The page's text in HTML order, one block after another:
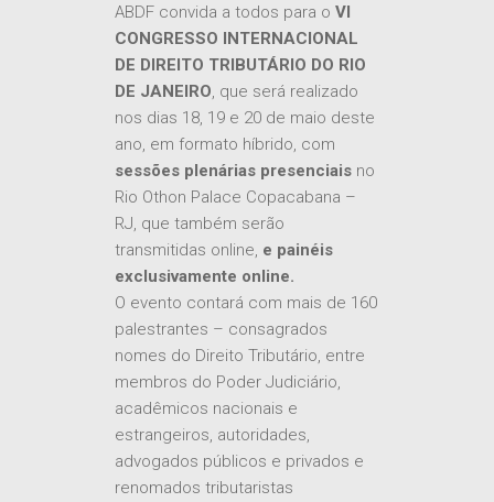
ABDF convida a todos para o VI
CONGRESSO INTERNACIONAL
DE DIREITO TRIBUTÁRIO DO RIO
DE JANEIRO, que será realizado
nos dias 18, 19 e 20 de maio deste
ano, em formato híbrido, com
sessões plenárias presenciais no
Rio Othon Palace Copacabana –
RJ, que também serão
transmitidas online, e painéis
exclusivamente online.
O evento contará com mais de 160
palestrantes – consagrados
nomes do Direito Tributário, entre
membros do Poder Judiciário,
acadêmicos nacionais e
estrangeiros, autoridades,
advogados públicos e privados e
renomados tributaristas